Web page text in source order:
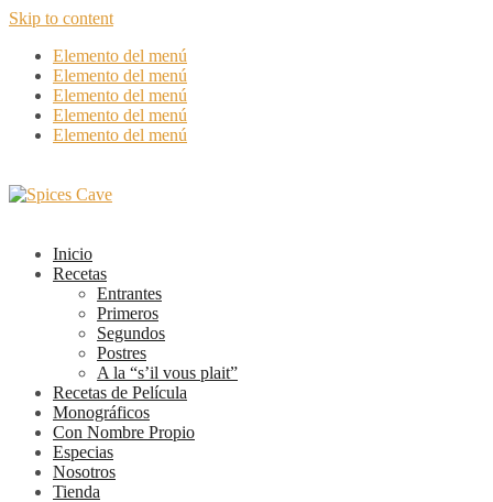
Skip to content
Elemento del menú
Elemento del menú
Elemento del menú
Elemento del menú
Elemento del menú
Inicio
Recetas
Entrantes
Primeros
Segundos
Postres
A la “s’il vous plait”
Recetas de Película
Monográficos
Con Nombre Propio
Especias
Nosotros
Tienda